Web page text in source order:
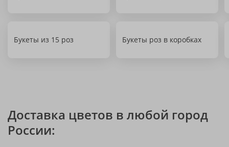
Букеты из 15 роз Букеты роз в коробках
Доставка цветов в любой город
России: